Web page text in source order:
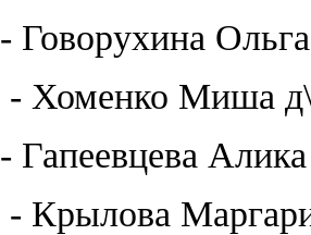
- Говорухина Ольга
- Хоменко Миша
- Гапеевцева
- Крылова